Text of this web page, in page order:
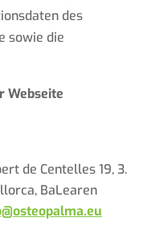
des
sowie die
Webseite
de Centelles 19, 3.
BaLearen